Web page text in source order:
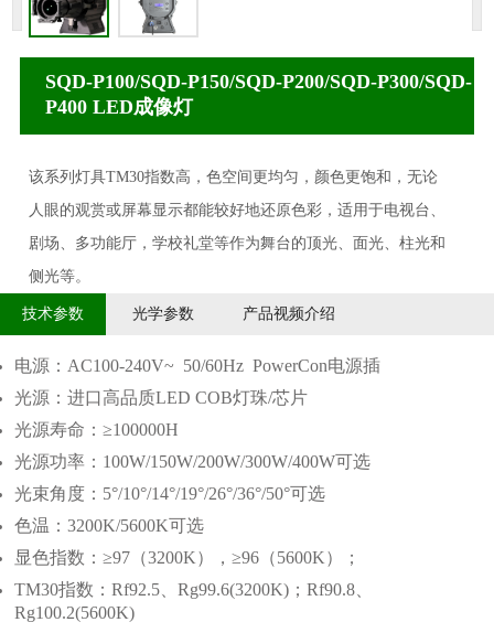
SQD-P100/SQD-P150/SQD-P200/SQD-P300/SQD-
P400 LED成像灯
该系列灯具TM30指数高，色空间更均匀，颜色更饱和，无论
人眼的观赏或屏幕显示都能较好地还原色彩，适用于电视台、
剧场、多功能厅，学校礼堂等作为舞台的顶光、面光、柱光和
侧光等。
技术参数 光学参数 产品视频介绍
电源：AC100-240V~ 50/60Hz PowerCon电源插
光源：进口高品质LED COB灯珠/芯片
光源寿命：≥100000H
光源功率：100W/150W/200W/300W/400W可选
光束角度：5°/10°/14°/19°/26°/36°/50°可选
色温：3200K/5600K可选
显色指数：≥97（3200K），≥96（5600K）；
TM30指数：Rf92.5、Rg99.6(3200K)；Rf90.8、
Rg100.2(5600K)